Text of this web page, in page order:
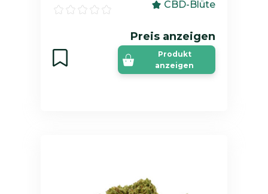
CBD-Blüte
Preis anzeigen
Produkt
anzeigen